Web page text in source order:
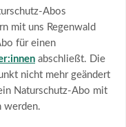
Abos
mit uns Regenwald
für einen
abschließt. Die
nicht mehr geändert
Naturschutz-Abo mit
werden.